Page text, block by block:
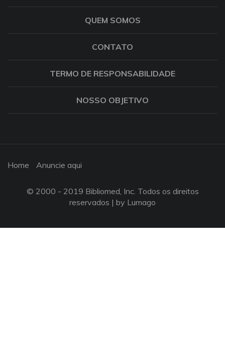
QUEM SOMOS
CONTATO
TERMO DE RESPONSABILIDADE
NOSSO OBJETIVO
Home Anuncie aqui
© 2000 - 2019 Bibliomed, Inc. Todos os direitos
reservados | by Lumago